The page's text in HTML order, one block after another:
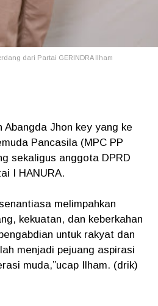
dari Partai GERINDRA Ilham
Abangda Jhon key yang ke
Pancasila (MPC PP
sekaligus anggota DPRD
I HANURA.
melimpahkan
kekuatan, dan keberkahan
untuk rakyat dan
menjadi pejuang aspirasi
muda,”ucap Ilham. (drik)